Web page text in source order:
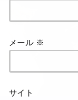
メール ※
サイト